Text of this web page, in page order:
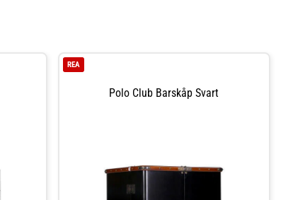
Polo Club Barskåp Svart
REA